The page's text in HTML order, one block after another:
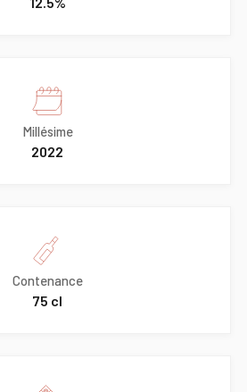
Millésime
2022
Contenance
75 cl